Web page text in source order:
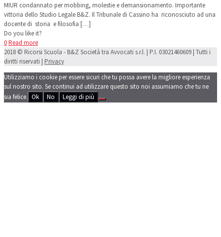
MIUR condannato per mobbing, molestie e demansionamento. Importante
vittoria dello Studio Legale B&Z. Il Tribunale di Cassino ha riconosciuto ad una
docente di storia e filosofia […]
Do you like it?
0Read more
2018 © Ricorsi Scuola - B&Z Società tra Avvocati s.r.l. | P.I. 03021460609 | Tutti i
diritti riservati | Privacy
Utilizziamo i cookie per essere sicuri che tu possa avere la migliore esperienza
sul nostro sito. Se continui ad utilizzare questo sito noi assumiamo che tu ne
sia felice. Ok No Leggi di più